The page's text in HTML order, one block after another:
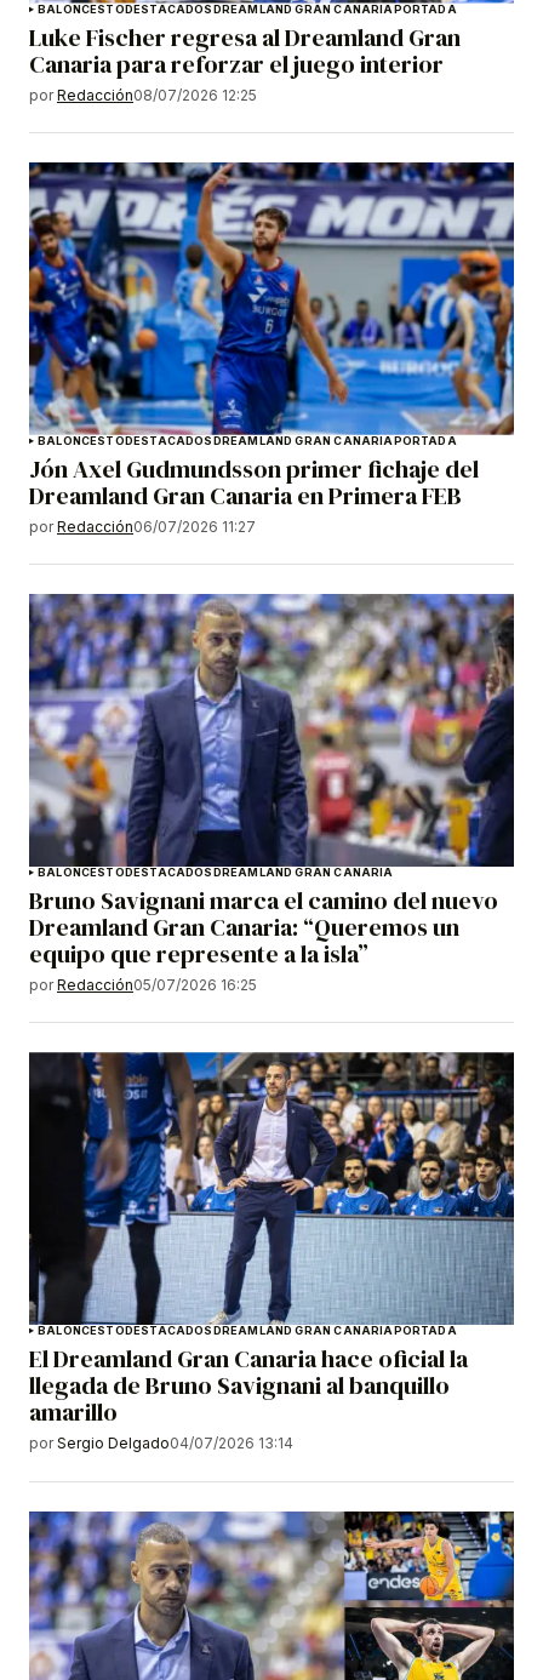
BALONCESTODESTACADOSDREAMLAND GRAN CANARIAPORTADA
Luke Fischer regresa al Dreamland Gran
Canaria para reforzar el juego interior
por Redacción08/07/2026 12:25
BALONCESTODESTACADOSDREAMLAND GRAN CANARIAPORTADA
Jón Axel Gudmundsson primer fichaje del
Dreamland Gran Canaria en Primera FEB
por Redacción06/07/2026 11:27
BALONCESTODESTACADOSDREAMLAND GRAN CANARIA
Bruno Savignani marca el camino del nuevo
Dreamland Gran Canaria: “Queremos un
equipo que represente a la isla”
por Redacción05/07/2026 16:25
BALONCESTODESTACADOSDREAMLAND GRAN CANARIAPORTADA
El Dreamland Gran Canaria hace oficial la
llegada de Bruno Savignani al banquillo
amarillo
por Sergio Delgado04/07/2026 13:14